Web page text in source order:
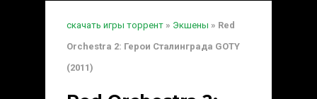
скачать игры торрент » Экшены » Red
Orchestra 2: Герои Сталинграда GOTY
(2011)